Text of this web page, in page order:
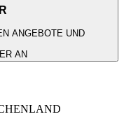
ANGEBOTE UND
AN